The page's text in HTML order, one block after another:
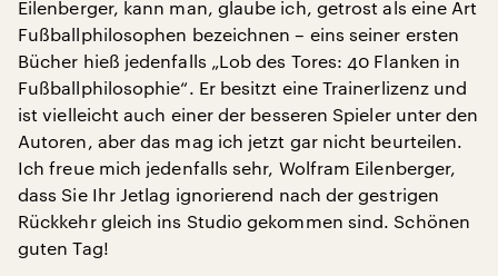
Eilenberger, kann man, glaube ich, getrost als eine Art
Fußballphilosophen bezeichnen – eins seiner ersten
Bücher hieß jedenfalls „Lob des Tores: 40 Flanken in
Fußballphilosophie“. Er besitzt eine Trainerlizenz und
ist vielleicht auch einer der besseren Spieler unter den
Autoren, aber das mag ich jetzt gar nicht beurteilen.
Ich freue mich jedenfalls sehr, Wolfram Eilenberger,
dass Sie Ihr Jetlag ignorierend nach der gestrigen
Rückkehr gleich ins Studio gekommen sind. Schönen
guten Tag!